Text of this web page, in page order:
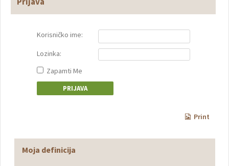
Korisničko ime:
Lozinka:
Zapamti Me
Print
Moja definicija